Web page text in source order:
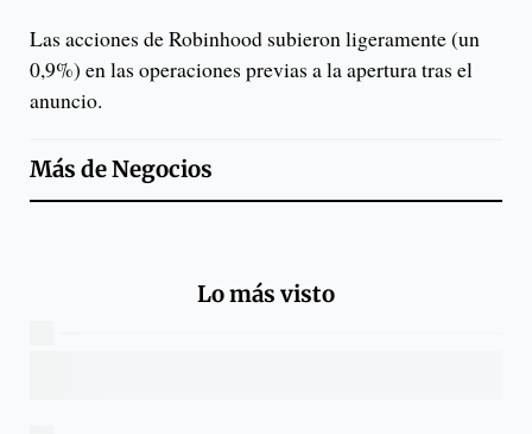
Las acciones de Robinhood subieron ligeramente (un
0,9%) en las operaciones previas a la apertura tras el
anuncio.
Más deNegocios
Lo más visto